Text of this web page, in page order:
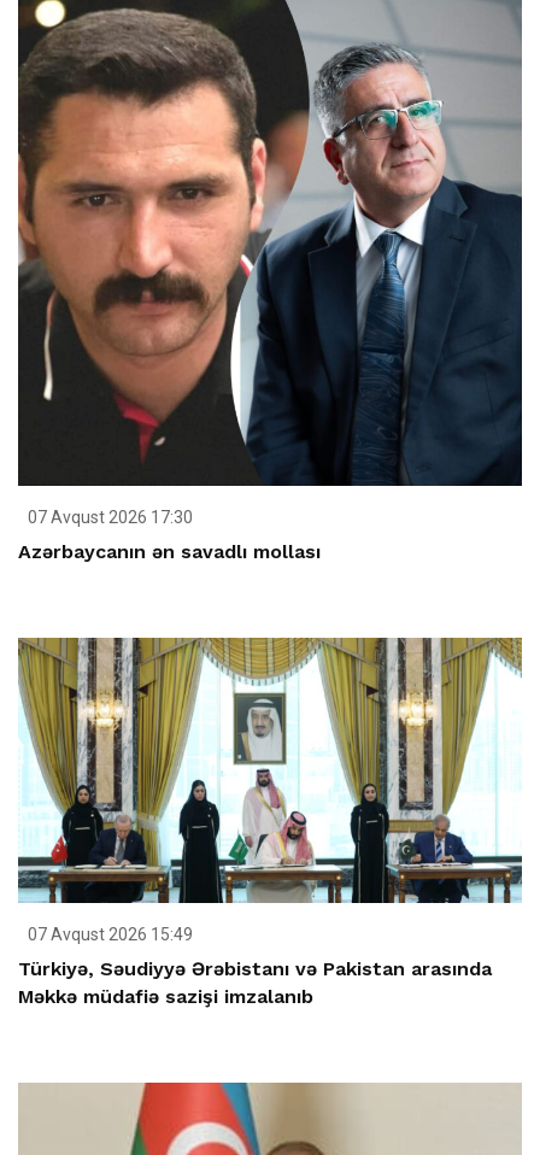
07 Avqust 2026 17:30
Azərbaycanın ən savadlı mollası
07 Avqust 2026 15:49
Türkiyə, Səudiyyə Ərəbistanı və Pakistan arasında
Məkkə müdafiə sazişi imzalanıb